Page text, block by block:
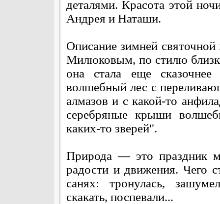
деталями. Красота этой
Андрея и Наташи.
Описание зимней
Милюковым, по стилю
она стала еще
волшебный лес с
алмазов и с какой-то
серебряные крыши
каких-то зверей".
Природа — это праздник
радости и движения. Чего
санях: тронулась,
скакать, поспевали...